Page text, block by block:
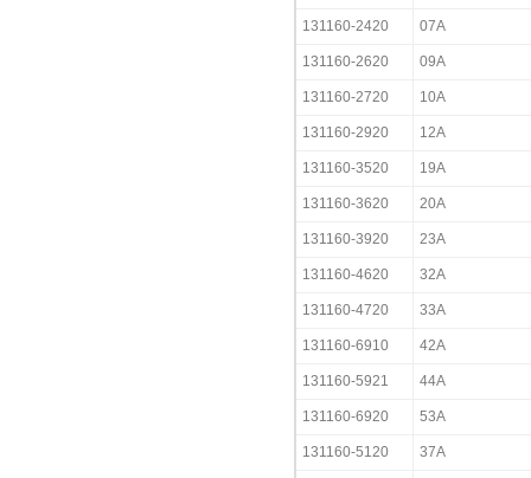
131160-2420 07A
131160-2620 09A
131160-2720 10A
131160-2920 12A
131160-3520 19A
131160-3620 20A
131160-3920 23A
131160-4620 32A
131160-4720 33A
131160-6910 42A
131160-5921 44A
131160-6920 53A
131160-5120 37A